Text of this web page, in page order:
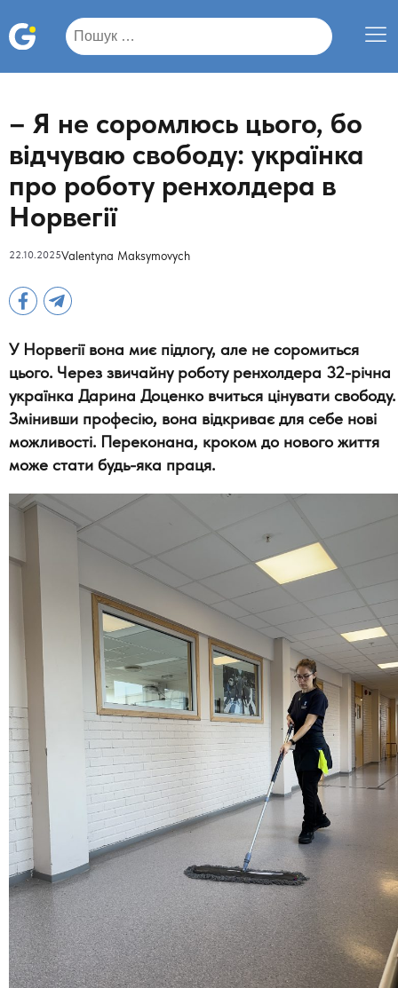
Пошук:
– Я не соромлюсь цього, бо
відчуваю свободу: українка
про роботу ренхолдера в
Норвегії
22.10.2025Valentyna Maksymovych
У Норвегії вона миє підлогу, але не соромиться
цього. Через звичайну роботу ренхолдера 32-річна
українка Дарина Доценко вчиться цінувати свободу.
Змінивши професію, вона відкриває для себе нові
можливості. Переконана, кроком до нового життя
може стати будь-яка праця.